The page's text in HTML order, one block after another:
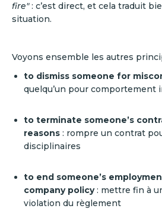
fire": c’est direct, et cela traduit
situation.
Voyons ensemble les autres
to dismiss someone for
quelqu’un pour comportement
to terminate someone’s
reasons : rompre un contrat
disciplinaires
to end someone’s
company policy: mettre fin à
violation du règlement